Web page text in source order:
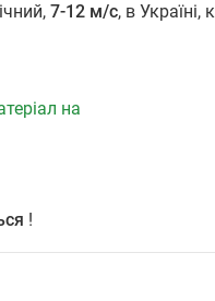
7-12 м/с, в Україні,
на
!